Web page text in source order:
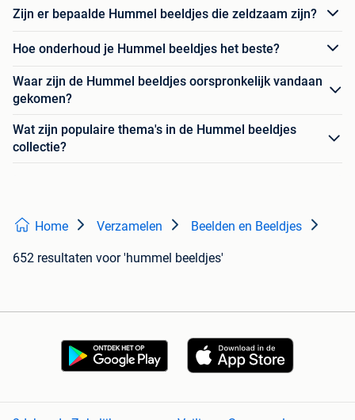
Zijn er bepaalde Hummel beeldjes die zeldzaam zijn?
Hoe onderhoud je Hummel beeldjes het beste?
Waar zijn de Hummel beeldjes oorspronkelijk vandaan
gekomen?
Wat zijn populaire thema's in de Hummel beeldjes
collectie?
Home Verzamelen Beelden en Beeldjes
652 resultaten voor 'hummel beeldjes'